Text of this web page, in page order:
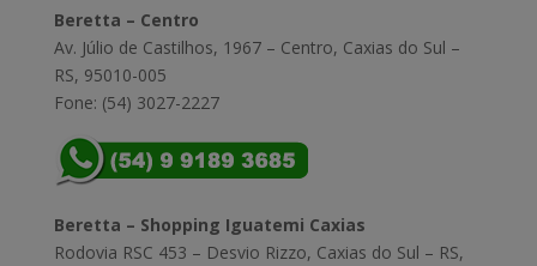
Beretta – Centro
Av. Júlio de Castilhos, 1967 – Centro, Caxias do Sul –
RS, 95010-005
Fone: (54) 3027-2227
Beretta – Shopping Iguatemi Caxias
Rodovia RSC 453 – Desvio Rizzo, Caxias do Sul – RS,